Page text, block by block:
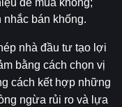
để mua khống;
bán khống.
nhà đầu tư tạo lợi
bằng cách chọn vị
cách kết hợp những
ngừa rủi ro và lựa